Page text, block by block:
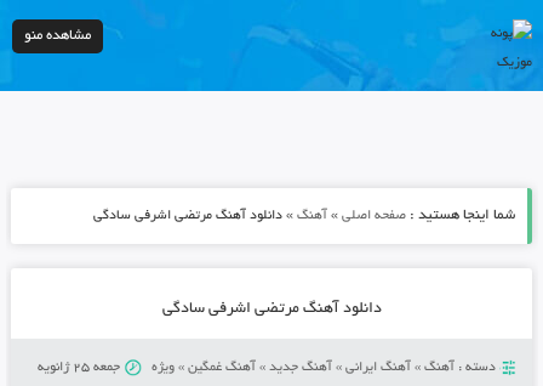
مشاهده منو
شما اینجا هستید : صفحه اصلی» آهنگ» دانلود آهنگ مرتضی اشرفی سادگی
دانلود آهنگ مرتضی اشرفی سادگی
دسته : آهنگ» آهنگ ایرانی» آهنگ جدید» آهنگ غمگین» ویژه
جمعه 25 ژانویه